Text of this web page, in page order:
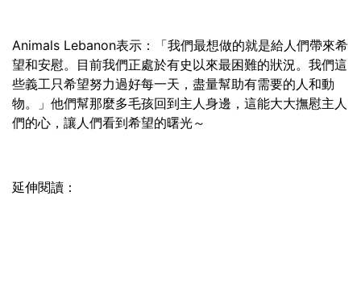
Animals Lebanon表示：「我們最想做的就是給人們帶來希
望和安慰。目前我們正處於有史以來最困難的狀況。我們這
些義工只希望努力過好每一天，盡量幫助有需要的人和動
物。」他們幫那麼多毛孩回到主人身邊，這能大大撫慰主人
們的心，讓人們看到希望的曙光～
延伸閱讀：